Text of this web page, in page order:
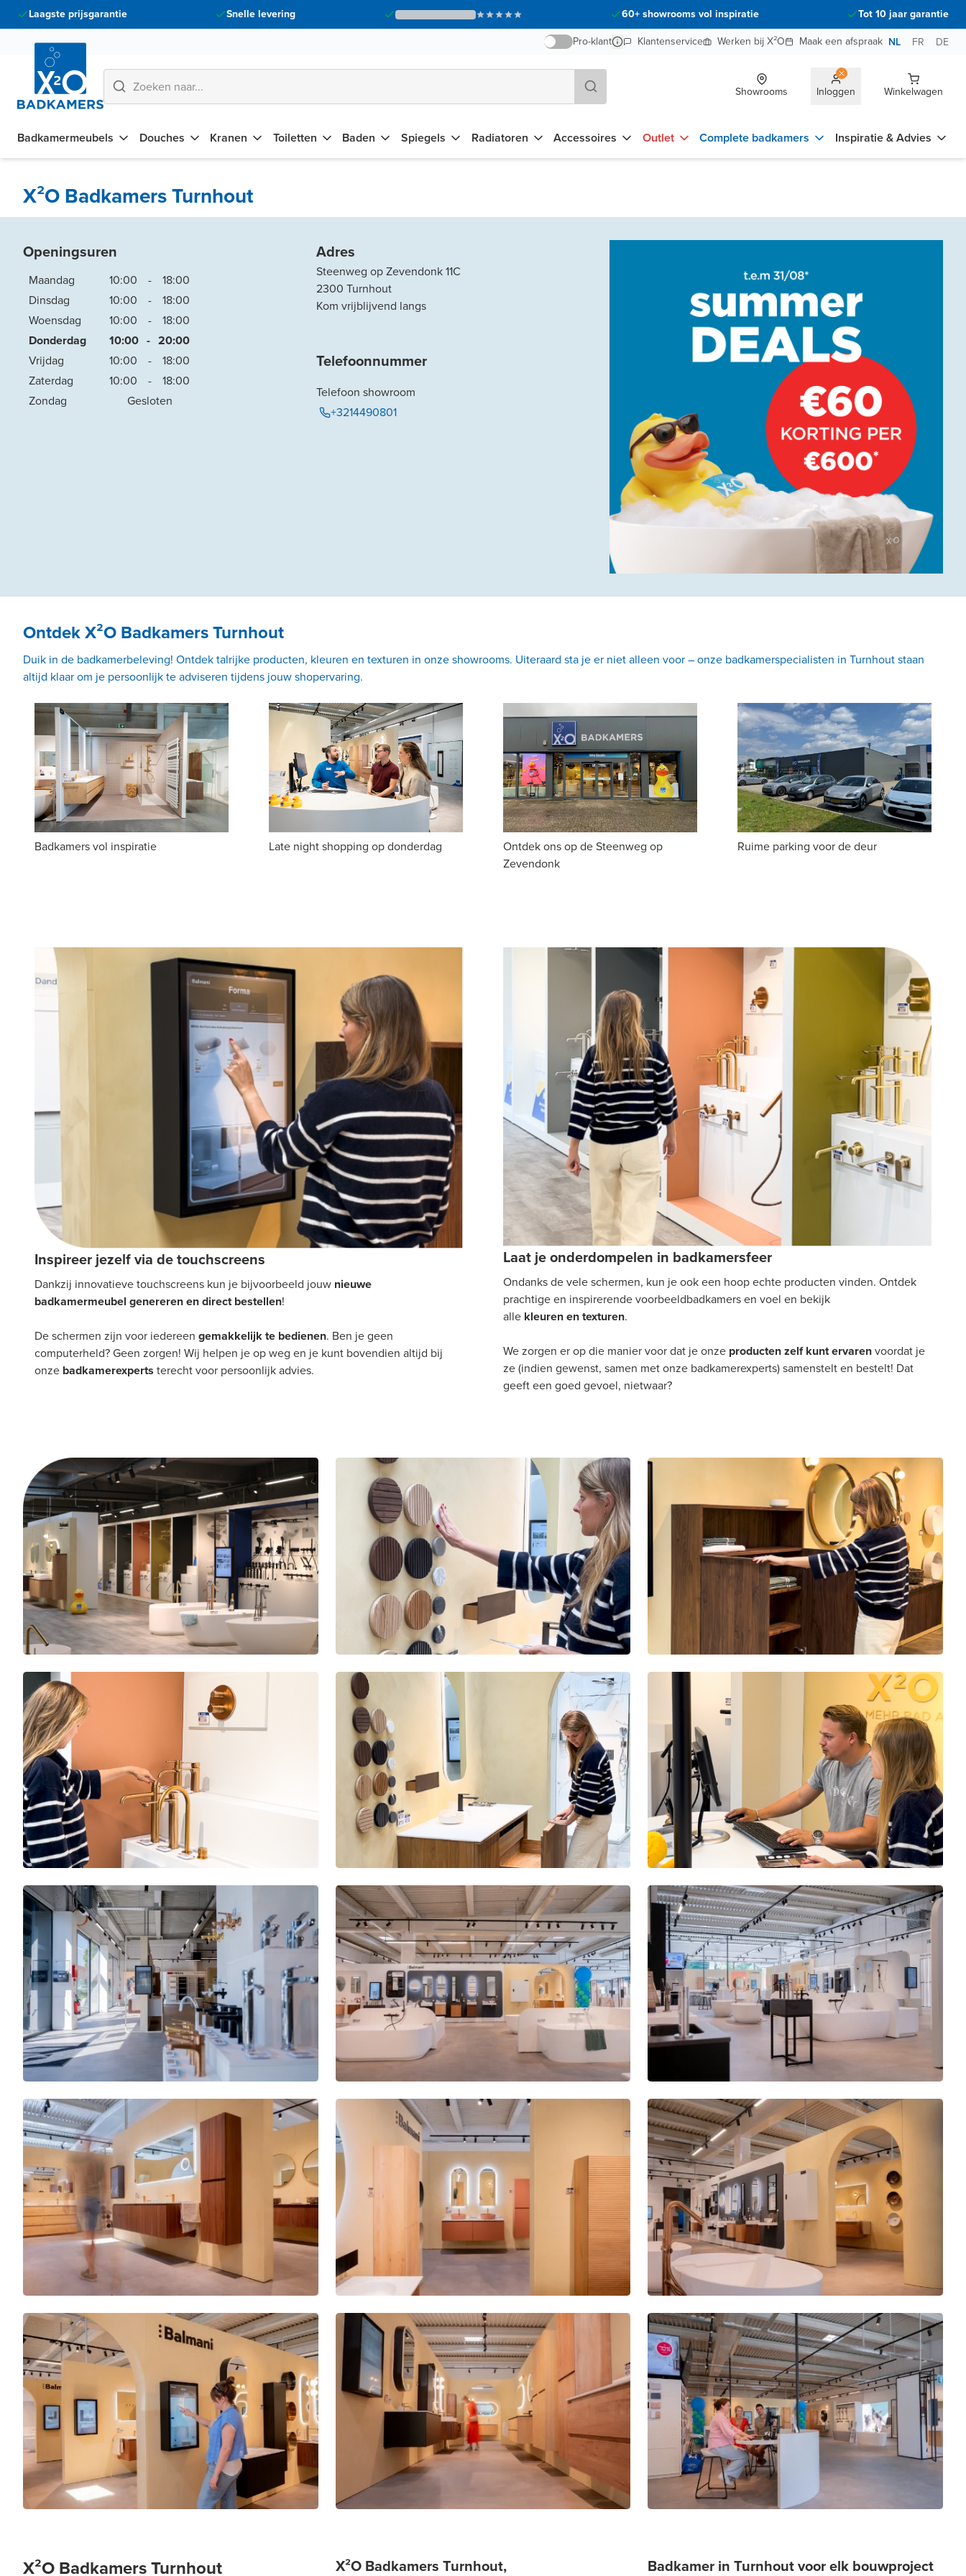
Laagste prijsgarantie Snelle levering 60+ showrooms vol inspiratie
Tot 10 jaar garantie
Pro-klant
Klantenservice Werken bij X²O Maak een afspraak NL FR DE
Showrooms Inloggen Winkelwagen
Badkamermeubels Douches Kranen Toiletten Baden Spiegels Radiatoren Accessoires Outlet Complete badkamers Inspiratie & Advies
X²O Badkamers Turnhout
Openingsuren
Maandag 10:00 -
18:00
Dinsdag
10:00 -
18:00
Woensdag
10:00 -
18:00
Donderdag
10:00 - 20:00
Vrijdag
10:00 -
18:00
Zaterdag
10:00 -
18:00
Zondag
Gesloten
Adres
Steenweg op Zevendonk 11C
2300 Turnhout
Kom vrijblijvend langs
Telefoonnummer
Telefoon showroom
+3214490801
Ontdek X²O Badkamers Turnhout
Duik in de badkamerbeleving! Ontdek talrijke producten, kleuren en texturen in onze showrooms. Uiteraard sta je er niet alleen voor – onze badkamerspecialisten in Turnhout staan
altijd klaar om je persoonlijk te adviseren tijdens jouw shopervaring.
Badkamers vol inspiratie Late night shopping op donderdag
Ontdek ons op de Steenweg op
Zevendonk
Ruime parking voor de deur
Inspireer jezelf via de touchscreens
Dankzij innovatieve touchscreens kun je bijvoorbeeld jouw nieuwe
badkamermeubel genereren en direct bestellen!
De schermen zijn voor iedereen gemakkelijkte bedienen. Ben je geen
computerheld? Geen zorgen! Wij helpen je op weg en je kunt bovendien altijd bij
onze badkamerexperts terecht voor persoonlijk advies.
Laat je onderdompelen in badkamersfeer
Ondanks de vele schermen, kun je ook een hoop echte producten vinden. Ontdek
prachtige en inspirerende voorbeeldbadkamers en voel en bekijk
alle kleurenentexturen.
We zorgen er op die manier voor dat je onze producten zelf kunt ervarenvoordat je
ze (indien gewenst, samen met onze badkamerexperts) samenstelt en bestelt! Dat
geeft een goed gevoel, nietwaar?
X²O Badkamers Turnhout X²O Badkamers Turnhout, Badkamer in Turnhout voor elk bouwproject